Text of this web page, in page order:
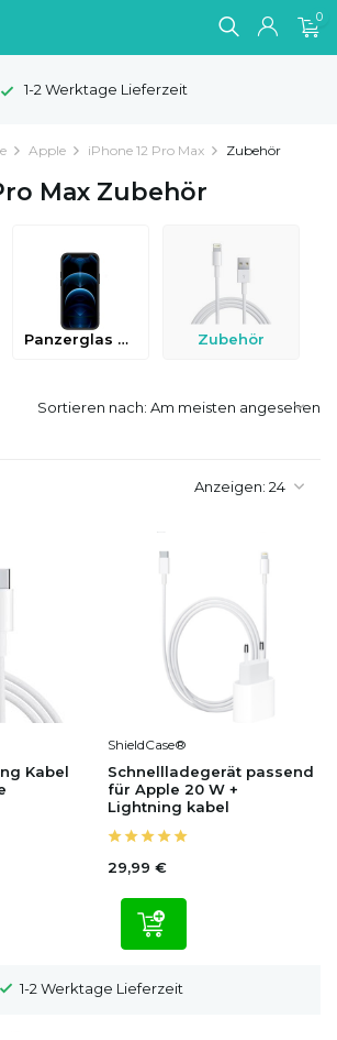
0
1-2 Werktage Lieferzeit
Apple iPhone 12 Pro Max Zubehör
Max Zubehör
Panzerglas & Schutzfolien Zubehör
Anzeigen:
Sortieren nach:
Kabel
ShieldCase®
Schnellladegerät passend
für Apple 20 W +
Lightning kabel
29,99 €
1-2 Werktage Lieferzeit